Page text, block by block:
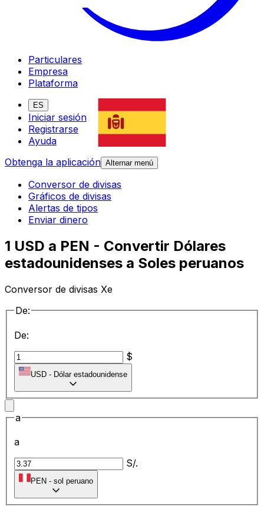
Particulares
Empresa
Plataforma
ES
Iniciar sesión
Registrarse
Ayuda
Obtenga la aplicación Alternar menú
Conversor de divisas
Gráficos de divisas
Alertas de tipos
Enviar dinero
1 USD a PEN - Convertir Dólares
estadounidenses a Soles peruanos
Conversor de divisas Xe
De:
De:
$
USD - Dólar estadounidense
a
a
S/.
PEN - sol peruano